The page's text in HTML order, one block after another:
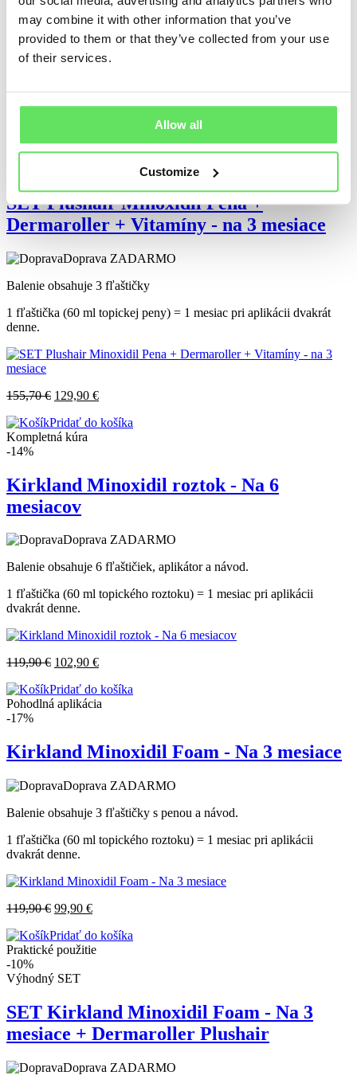
may combine it with other information that you’ve
provided to them or that they’ve collected from your use
of their services.
Allow all
Customize
Balenie obsahuje 3x Minoxidil a 3x Vitamíny
1 fľaštička = 120 kapsúl, 1 fľaštička = 60ml
Pohodlné použitie
-17%
SET Plushair Minoxidil Pena +
Dermaroller + Vitamíny - na 3 mesiace
Doprava ZADARMO
Balenie obsahuje 3 fľaštičky
1 fľaštička (60 ml topickej peny) = 1 mesiac pri aplikácii dvakrát
denne.
155,70€ 129,90 €
Pridať do košíka
Kompletná kúra
-14%
Kirkland Minoxidil roztok - Na 6
mesiacov
Doprava ZADARMO
Balenie obsahuje 6 fľaštičiek, aplikátor a návod.
1 fľaštička (60 ml topického roztoku) = 1 mesiac pri aplikácii
dvakrát denne.
119,90€ 102,90 €
Pridať do košíka
Pohodlná aplikácia
-17%
Kirkland Minoxidil Foam - Na 3 mesiace
Doprava ZADARMO
Balenie obsahuje 3 fľaštičky s penou a návod.
1 fľaštička (60 ml topického roztoku) = 1 mesiac pri aplikácii
dvakrát denne.
119,90€ 99,90 €
Pridať do košíka
Praktické použitie
-10%
Výhodný SET
SET Kirkland Minoxidil Foam - Na 3
mesiace + Dermaroller Plushair
Doprava ZADARMO